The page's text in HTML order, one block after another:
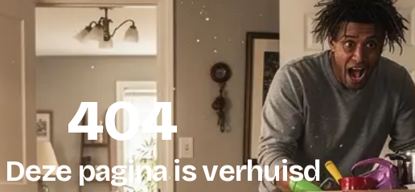
Verhuisvolume berekenen
Energie vergelijken404
pagina is verhuisd